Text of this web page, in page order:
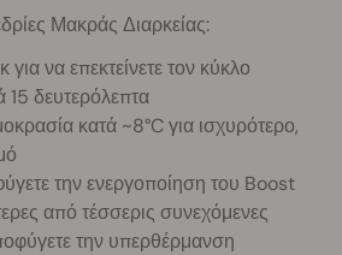
Μακράς Διαρκείας:
για να επεκτείνετε τον κύκλο
δευτερόλεπτα
κατά ~8°C για ισχυρότερο,
την ενεργοποίηση του Boost
από τέσσερις συνεχόμενες
την υπερθέρμανση